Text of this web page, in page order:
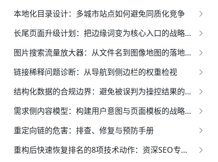
本地化目录设计：多城市站点如何避免同质化竞争
长尾页面升级计划：把边缘词变为核心入口的战略蓝图
图片搜索流量放大器：从文件名到图像地图的落地方案
链接稀释问题诊断：从导航到侧边栏的权重检视
结构化数据的合规边界：避免被误判为操控结果的权威指南*
需求侧内容模型：构建用户意图与页面模板的战略映射体系
重定向链的危害：排查、修复与预防手册
重构后快速恢复排名的8项技术动作：资深SEO专家的系统化指南